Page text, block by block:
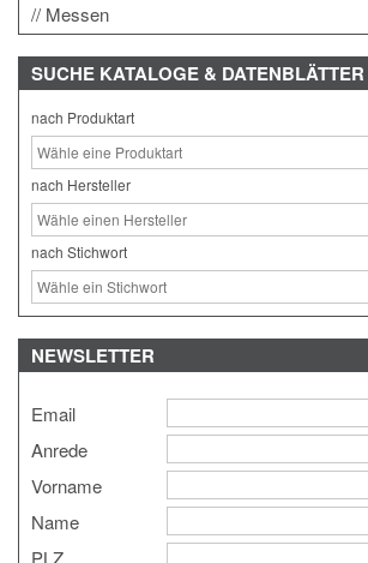
Messen
SUCHE KATALOGE & DATENBLÄTTER
nach Produktart
nach Hersteller
nach Stichwort
NEWSLETTER
Email
Anrede
Vorname
Name
PLZ